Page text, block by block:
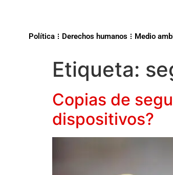
Política Derechos humanos Medio
Etiqueta:
Copias de
dispositivos?